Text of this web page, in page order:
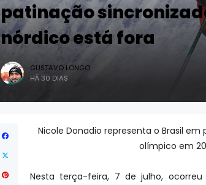
patinação
nórdico está fora
GUSTAVO LONGO
HÁ 30 DIAS
Nicole Donadio representa o Brasil
olímpico em
Nesta terça-feira, 7 de julho,